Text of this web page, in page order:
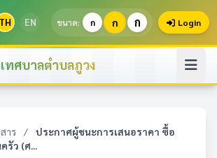
TH EN ขนาด: ก ก ก Login
ทศบาลตำบลภูวง
าร /
ประกาศผู้ชนะการเสนอราคา ซื้อ
รัว (ศ...